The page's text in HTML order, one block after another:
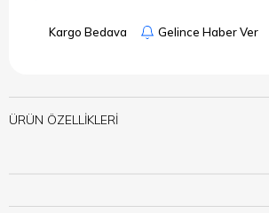
Kargo Bedava Gelince Haber Ver
ÜRÜN ÖZELLIKLERI